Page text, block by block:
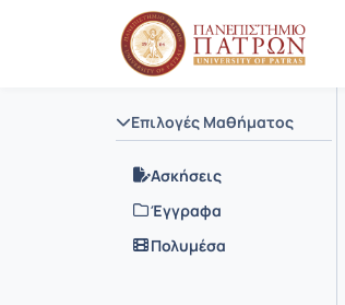
Επιλογές Μαθήματος
Ασκήσεις
Έγγραφα
Πολυμέσα